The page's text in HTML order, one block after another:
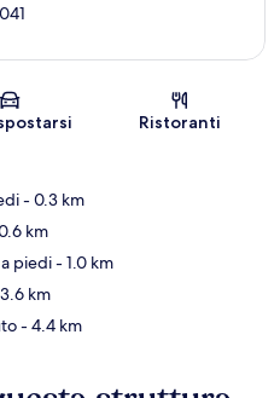
Mappa
Ristoranti
- 0.3 km
km
a piedi- 1.0 km
km
- 4.4 km